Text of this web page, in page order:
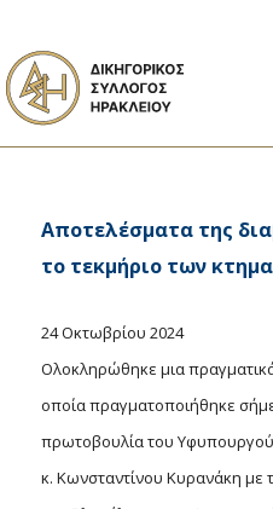
Αποτελέσματα της
το τεκμήριο των
24 Οκτωβρίου 2024
Ολοκληρώθηκε μια
οποία πραγματοποιήθηκε
πρωτοβουλία του
κ. Κωνσταντίνου Κυρανάκη